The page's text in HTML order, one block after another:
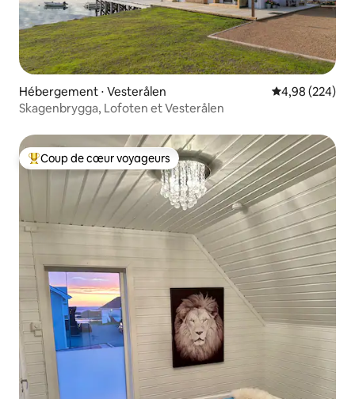
Hébergement ⋅ Vesterålen Évaluation
4,98 (224)
Skagenbrygga, Lofoten et Vesterålen
Coups de cœur voyageurs les plus appréciés
Coup de cœur voyageurs